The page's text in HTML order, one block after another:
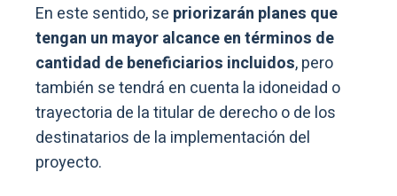
En este sentido, se priorizarán planes que
tengan un mayor alcance en términos de
cantidad de beneficiarios incluidos, pero
también se tendrá en cuenta la idoneidad o
trayectoria de la titular de derecho o de los
destinatarios de la implementación del
proyecto.